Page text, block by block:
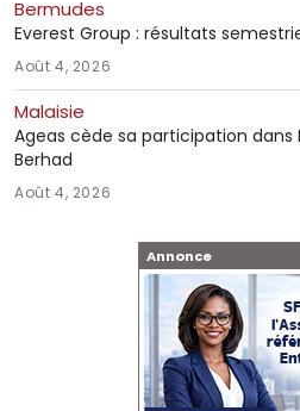
Annonce
Bermudes
Everest Group : résultats
Août 4, 2026
Malaisie
Ageas cède sa participation dans
Berhad
Août 4, 2026